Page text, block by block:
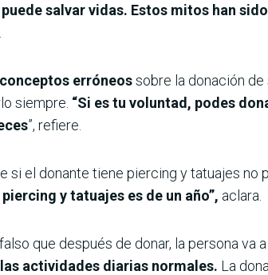
puede salvar vidas. Estos mitos han
conceptos erróneossobre la donación
siempre. “Si es tu voluntad, podes
”, refiere.
si el donante tiene piercing y tatuajes no
y tatuajes es de un año”, aclara.
que después de donar, la persona va
actividades diarias normales. La